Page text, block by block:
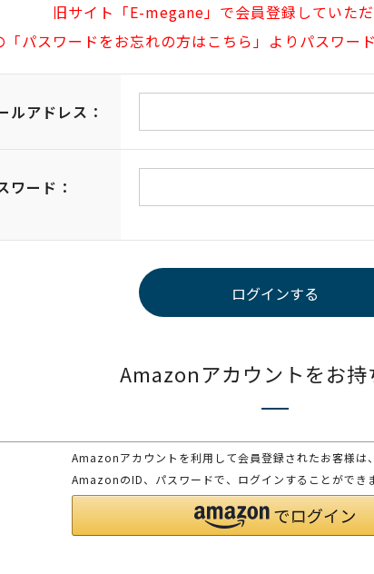
旧サイト「E-megane」で会員登録していた
「パスワードをお忘れの方はこちら」よりパスワー
ルアドレス：
ワード：
Amazonアカウントをお持
Amazonアカウントを利用して会員登録されたお客様は、
AmazonのID、パスワードで、ログインすることができま